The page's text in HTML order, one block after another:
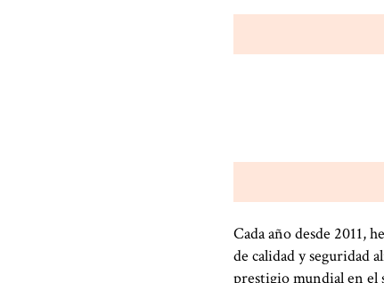
Cada año desde 2011,
de calidad y seguridad
prestigio mundial en el